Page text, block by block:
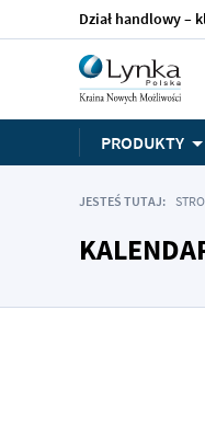
Dział handlowy –
PRODUKTY
JESTEŚ TUTAJ: